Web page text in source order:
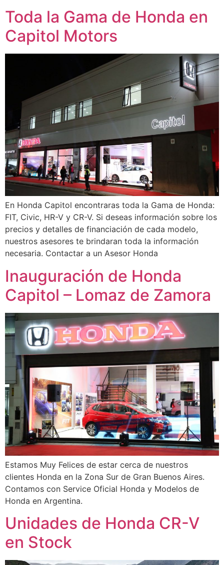
Toda la Gama de Honda en
Capitol Motors
En Honda Capitol encontraras toda la Gama de Honda:
FIT, Civic, HR-V y CR-V. Si deseas información sobre los
precios y detalles de financiación de cada modelo,
nuestros asesores te brindaran toda la información
necesaria. Contactar a un Asesor Honda
Inauguración de Honda
Capitol – Lomaz de Zamora
Estamos Muy Felices de estar cerca de nuestros
clientes Honda en la Zona Sur de Gran Buenos Aires.
Contamos con Service Oficial Honda y Modelos de
Honda en Argentina.
Unidades de Honda CR-V
en Stock